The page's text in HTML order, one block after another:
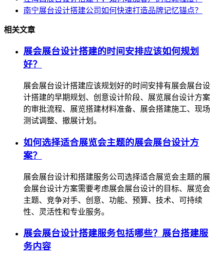
南宁展台设计搭建公司如何快速打造品牌记忆锚点？
相关文章
展会展台设计搭建的时间安排应该如何规划
好？
展会展台设计搭建应该规划好的时间安排有展会展台设
计搭建的早期规划、创意设计阶段、展览展台设计方案
的审批流程、展览搭建材料准备、展会搭建施工、现场
测试调整、撤展计划。
如何选择适合展览会主题的展会展台设计方
案？
展会展台设计和搭建服务公司选择适合展览会主题的展
会展台设计方案需要考虑展会展台设计的目标、展览会
主题、竞争对手、创意、功能、预算、技术、可持续
性、灵活性和专业服务。
展会展台设计搭建服务包括哪些？展台搭建服
务内容